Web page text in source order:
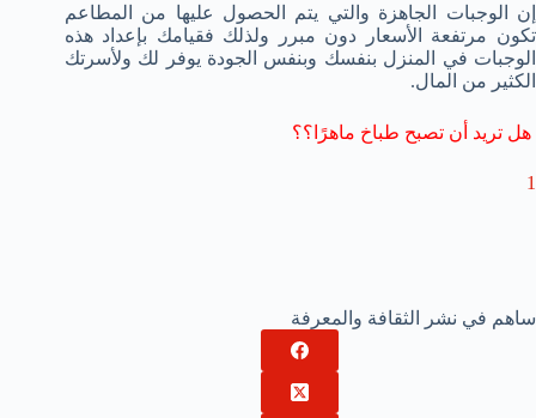
إن الوجبات الجاهزة والتي يتم الحصول عليها من المطاعم
تكون مرتفعة الأسعار دون مبرر ولذلك فقيامك بإعداد هذه
الوجبات في المنزل بنفسك وبنفس الجودة يوفر لك ولأسرتك
الكثير من المال.
هل تريد أن تصبح طباخ ماهرًا؟؟
1
ساهم في نشر الثقافة والمعرفة